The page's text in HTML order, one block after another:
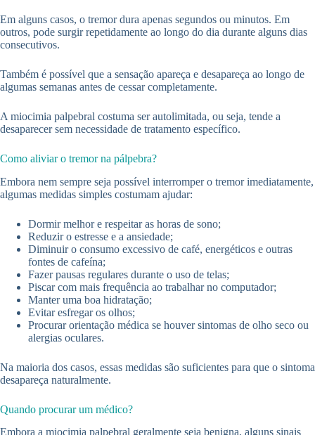
Em alguns casos, o tremor dura apenas segundos ou minutos. Em
outros, pode surgir repetidamente ao longo do dia durante alguns dias
consecutivos.
Também é possível que a sensação apareça e desapareça ao longo de
algumas semanas antes de cessar completamente.
A miocimia palpebral costuma ser autolimitada, ou seja, tende a
desaparecer sem necessidade de tratamento específico.
Como aliviar o tremor na pálpebra?
Embora nem sempre seja possível interromper o tremor imediatamente,
algumas medidas simples costumam ajudar:
Dormir melhor e respeitar as horas de sono;
Reduzir o estresse e a ansiedade;
Diminuir o consumo excessivo de café, energéticos e outras
fontes de cafeína;
Fazer pausas regulares durante o uso de telas;
Piscar com mais frequência ao trabalhar no computador;
Manter uma boa hidratação;
Evitar esfregar os olhos;
Procurar orientação médica se houver sintomas de olho seco ou
alergias oculares.
Na maioria dos casos, essas medidas são suficientes para que o sintoma
desapareça naturalmente.
Quando procurar um médico?
Embora a miocimia palpebral geralmente seja benigna, alguns sinais